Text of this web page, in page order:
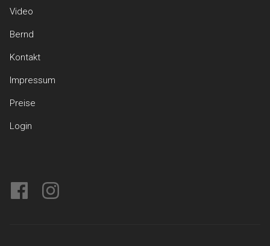
Video
Bernd
Kontakt
Impressum
Preise
Login
facebookinstagram